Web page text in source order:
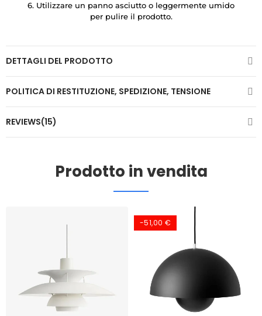
6. Utilizzare un panno asciutto o leggermente umido
per pulire il prodotto.
DETTAGLI DEL PRODOTTO
POLITICA DI RESTITUZIONE, SPEDIZIONE, TENSIONE
REVIEWS(15)
Prodotto in vendita
-51,00 €